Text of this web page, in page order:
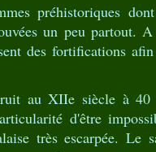
préhistoriques
un peu partout.
des fortifications
au XIIe siècle à 40
d'être
très escarpée. Le